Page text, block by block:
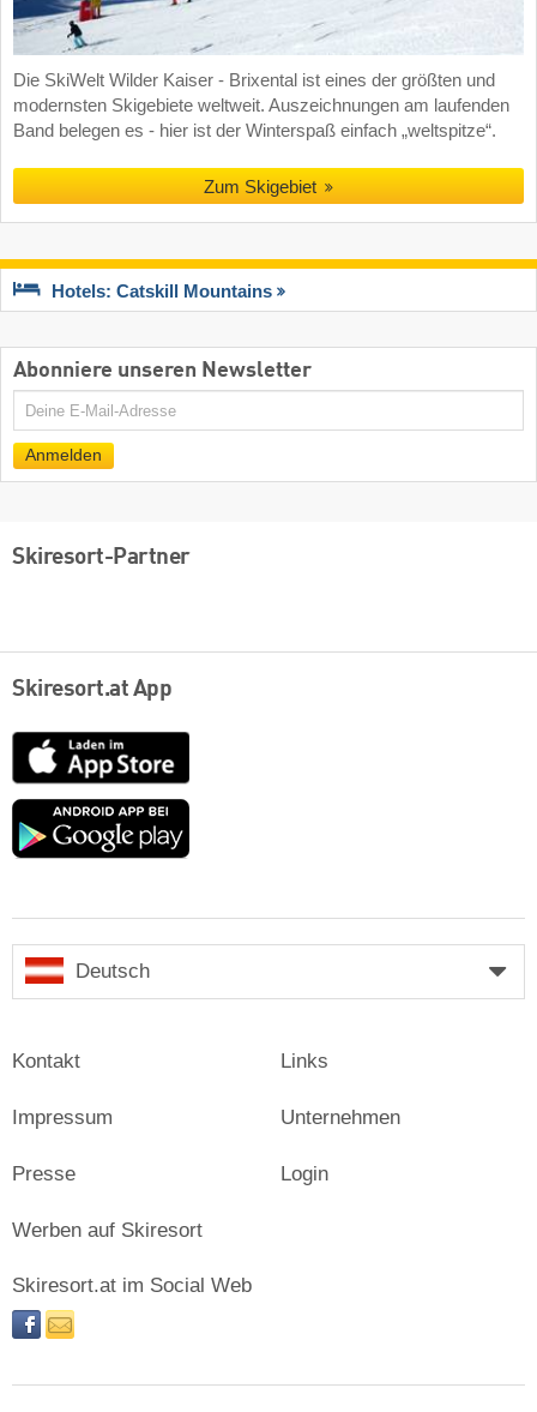
Die SkiWelt Wilder Kaiser - Brixental ist eines der größten und
modernsten Skigebiete weltweit. Auszeichnungen am laufenden
Band belegen es - hier ist der Winterspaß einfach „weltspitze“.
Zum Skigebiet
Hotels: Catskill Mountains
Abonniere unseren Newsletter
E-
Anmelden
Skiresort-Partner
Skiresort.at App
App
Store
Google
Deutsch
Kontakt
Impressum
Presse
Links
Unternehmen
Login
Werben auf Skiresort
Skiresort.at im Social Web
facebooknewsletter